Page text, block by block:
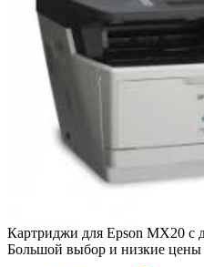
Картриджи для Epson MX20 с
Большой выбор и низкие цены